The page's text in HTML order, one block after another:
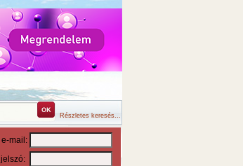
Részletes keresés...
e-mail:
jelszó: